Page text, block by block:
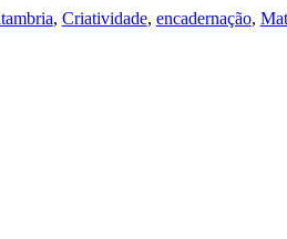
, Criatividade, encadernação,